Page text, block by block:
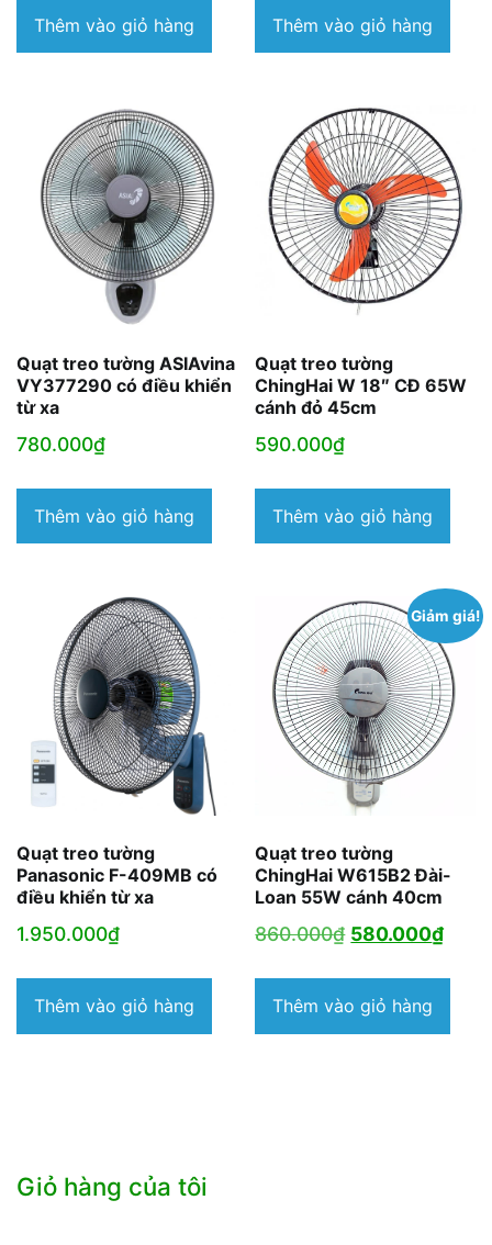
Thêm vào giỏ hàng Thêm vào giỏ hàng
Quạt treo tường ASIAvina
VY377290 có điều khiển
từ xa
780.000₫
Thêm vào giỏ hàng
Quạt treo tường
ChingHai W 18″ CĐ 65W
cánh đỏ 45cm
590.000₫
Thêm vào giỏ hàng
Quạt treo tường
Panasonic F-409MB có
điều khiển từ xa
1.950.000₫
Thêm vào giỏ hàng
Giảm giá!
Quạt treo tường
ChingHai W615B2 Đài-
Loan 55W cánh 40cm
860.000₫ Giá
là:
860.000₫.
580.000₫Giá
là:
Thêm vào giỏ hàng
Giỏ hàng của tôi